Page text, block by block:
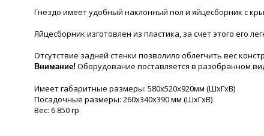
Гнездо имеет удобный наклонный пол и яйцесборник с
Яйцесборник изготовлен из пластика, за счет этого его
Отсутствие задней стенки позволило облегчить вес
Внимание! Оборудование поставляется в разобранном
Имеет габаритные размеры: 580х520х920мм (ШхГхВ)
Посадочные размеры: 260х340х390 мм (ШхГхВ)
Вес: 6 850 гр